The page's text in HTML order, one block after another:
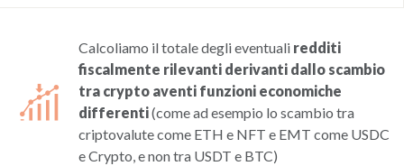
Calcoliamo il totale degli eventuali redditi
fiscalmente rilevanti derivanti dallo scambio
tra crypto aventi funzioni economiche
differenti(come ad esempio lo scambio tra
criptovalute come ETH e NFT e EMT come USDC
e Crypto, e non tra USDT e BTC)